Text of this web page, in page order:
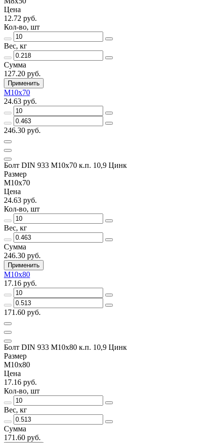
Цена
12.72 руб.
Кол-во, шт
Вес, кг
Сумма
127.20 руб.
Применить
М10х70
24.63 руб.
246.30 руб.
Болт DIN 933 М10х70 к.п. 10,9 Цинк
Размер
М10х70
Цена
24.63 руб.
Кол-во, шт
Вес, кг
Сумма
246.30 руб.
Применить
М10х80
17.16 руб.
171.60 руб.
Болт DIN 933 М10х80 к.п. 10,9 Цинк
Размер
М10х80
Цена
17.16 руб.
Кол-во, шт
Вес, кг
Сумма
171.60 руб.